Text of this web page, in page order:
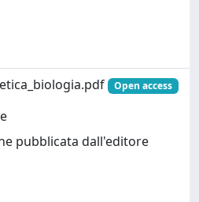
Open access
pubblicata dall'editore